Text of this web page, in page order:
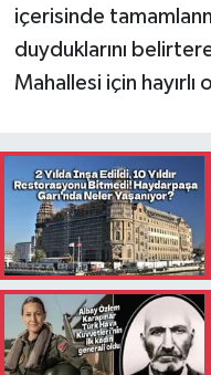
içerisinde
duyduklarını
Mahallesi için